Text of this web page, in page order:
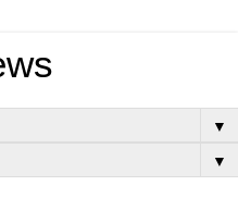
▼
▼